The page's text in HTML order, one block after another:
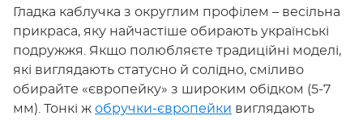
Гладка каблучка з округлим профілем – весільна
прикраса, яку найчастіше обирають українські
подружжя. Якщо полюбляєте традиційні моделі,
які виглядають статусно й солідно, сміливо
обирайте «європейку» з широким обідком (5-7
мм). Тонкі ж обручки-європейки виглядають